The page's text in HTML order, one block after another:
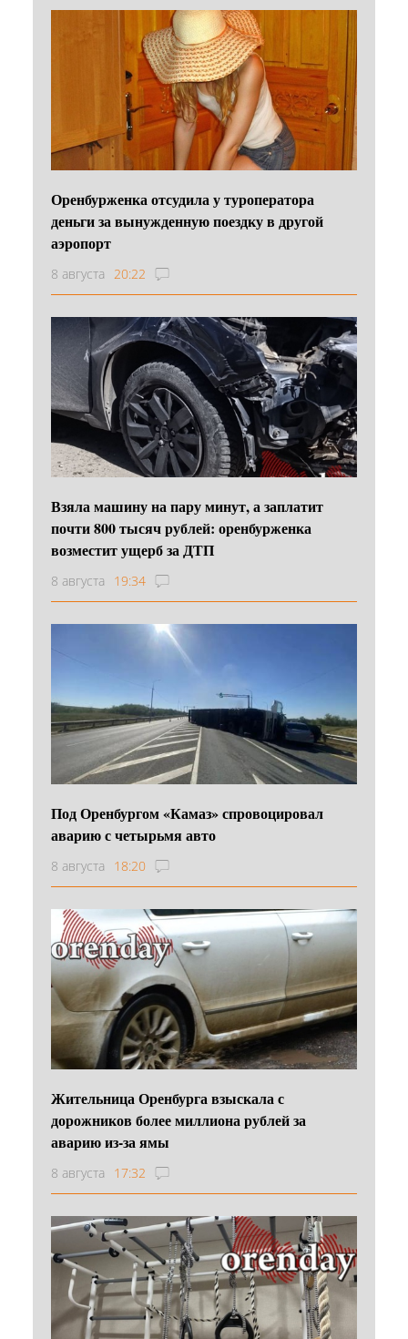
Оренбурженка отсудила у туроператора
деньги за вынужденную поездку в другой
аэропорт
8 августа 20:22
Взяла машину на пару минут, а заплатит
почти 800 тысяч рублей: оренбурженка
возместит ущерб за ДТП
8 августа 19:34
Под Оренбургом «Камаз» спровоцировал
аварию с четырьмя авто
8 августа 18:20
Жительница Оренбурга взыскала с
дорожников более миллиона рублей за
аварию из-за ямы
8 августа 17:32